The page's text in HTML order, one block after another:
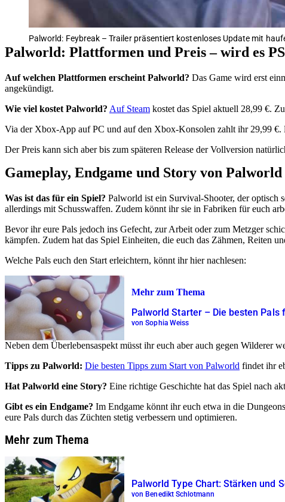
Palworld: Feybreak – Trailer präsentiert kostenloses Update mit
Palworld: Plattformen und Preis – wird es
Auf welchen Plattformen erscheint Palworld? Das Game wird erst
angekündigt.
Wie viel kostet Palworld? Auf Steam kostet das Spiel aktuell 28,99 €.
Via der Xbox-App auf PC und auf den Xbox-Konsolen zahlt ihr 29,99
Der Preis kann sich aber bis zum späteren Release der Vollversion
Gameplay, Endgame und Story von Palworld
Was ist das für ein Spiel? Palworld ist ein Survival-Shooter, der optisch
allerdings mit Schusswaffen. Zudem könnt ihr sie in Fabriken für euch
Bevor ihr eure Pals jedoch ins Gefecht, zur Arbeit oder zum Metzger
kämpfen. Zudem hat das Spiel Einheiten, die euch das Zähmen, Reiten
Welche Pals euch den Start erleichtern, könnt ihr hier nachlesen:
Mehr zum Thema
Palworld Starter – Die besten Pals
von Sophia Weiss
Neben dem Überlebensaspekt müsst ihr euch aber auch gegen Wilderer
Tipps zu Palworld: Die besten Tipps zum Start von Palworld findet ihr
Hat Palworld eine Story? Eine richtige Geschichte hat das Spiel nach
Gibt es ein Endgame? Im Endgame könnt ihr euch etwa in die
eure Pals durch das Züchten stetig verbessern und optimieren.
Mehr zum Thema
Palworld Type Chart: Stärken und
von Benedikt Schlotmann